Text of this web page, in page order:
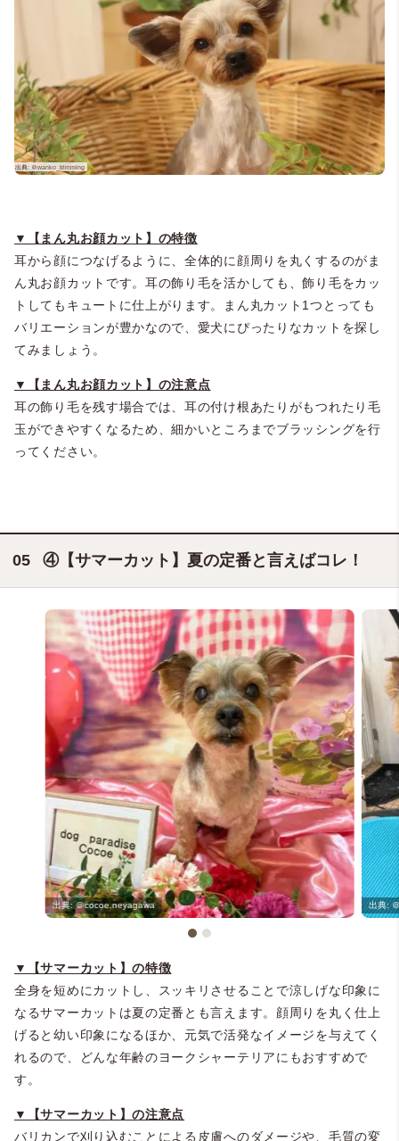
▼【まん丸お顔カット】の特徴
耳から顔につなげるように、全体的に顔周りを丸くするのがま
ん丸お顔カットです。耳の飾り毛を活かしても、飾り毛をカッ
トしてもキュートに仕上がります。まん丸カット1つとっても
バリエーションが豊かなので、愛犬にぴったりなカットを探し
てみましょう。
▼【まん丸お顔カット】の注意点
耳の飾り毛を残す場合では、耳の付け根あたりがもつれたり毛
玉ができやすくなるため、細かいところまでブラッシングを行
ってください。
④【サマーカット】夏の定番と言えばコレ！
＠cocoe.neyagawa
▼【サマーカット】の特徴
全身を短めにカットし、スッキリさせることで涼しげな印象に
なるサマーカットは夏の定番とも言えます。顔周りを丸く仕上
げると幼い印象になるほか、元気で活発なイメージを与えてく
れるので、どんな年齢のヨークシャーテリアにもおすすめで
す。
▼【サマーカット】の注意点
バリカンで刈り込むことによる皮膚へのダメージや、毛質の変